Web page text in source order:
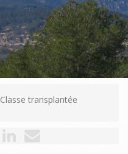
Classe transplantée